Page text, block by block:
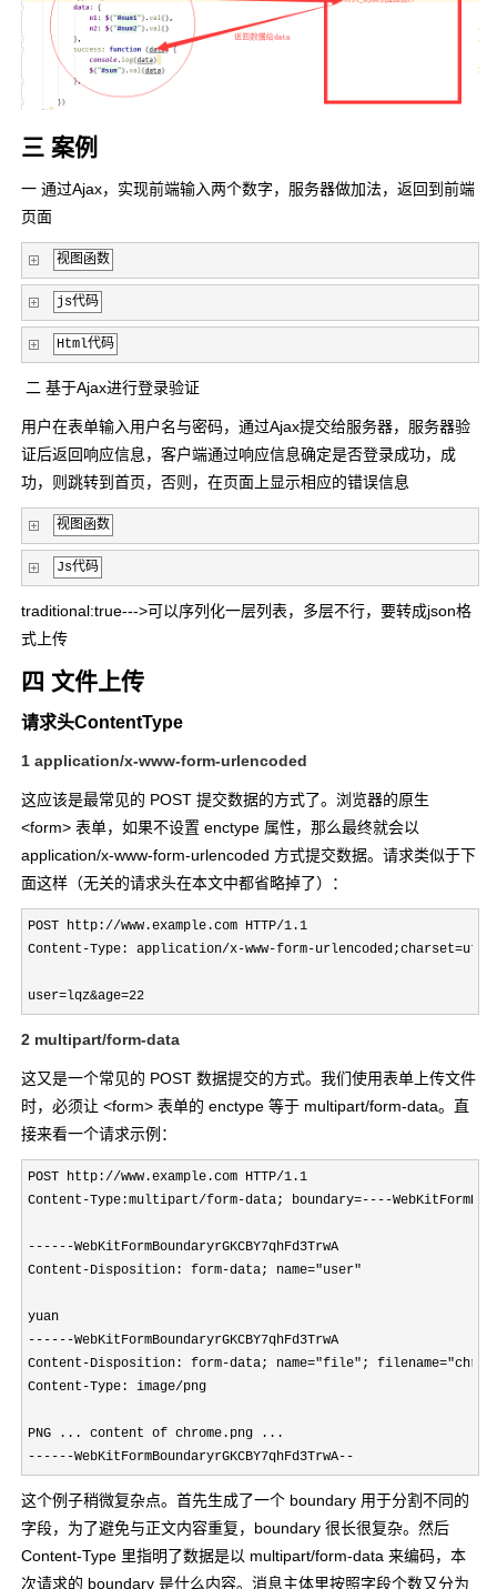
三 案例
一 通过Ajax，实现前端输入两个数字，服务器做加法，返回到前端
页面
视图函数
js代码
Html代码
二 基于Ajax进行登录验证
用户在表单输入用户名与密码，通过Ajax提交给服务器，服务器验
证后返回响应信息，客户端通过响应信息确定是否登录成功，成
功，则跳转到首页，否则，在页面上显示相应的错误信息
视图函数
Js代码
traditional:true--->可以序列化一层列表，多层不行，要转成json格
式上传
四 文件上传
请求头ContentType
1 application/x-www-form-urlencoded
这应该是最常见的 POST 提交数据的方式了。浏览器的原生
<form> 表单，如果不设置 enctype 属性，那么最终就会以
application/x-www-form-urlencoded 方式提交数据。请求类似于下
面这样（无关的请求头在本文中都省略掉了）：
POST http://www.example.com HTTP/1.1
Content-Type: application/x-www-form-urlencoded;charset=utf-
user=lqz&age=22
2 multipart/form-data
这又是一个常见的 POST 数据提交的方式。我们使用表单上传文件
时，必须让 <form> 表单的 enctype 等于 multipart/form-data。直
接来看一个请求示例：
POST http://www.example.com HTTP/1.1
Content-Type:multipart/form-data; boundary=----
------WebKitFormBoundaryrGKCBY7qhFd3TrwA
Content-Disposition: form-data; name="user"
yuan
------WebKitFormBoundaryrGKCBY7qhFd3TrwA
Content-Disposition: form-data; name="file";
Content-Type: image/png
PNG ... content of chrome.png ...
------WebKitFormBoundaryrGKCBY7qhFd3TrwA--
这个例子稍微复杂点。首先生成了一个 boundary 用于分割不同的
字段，为了避免与正文内容重复，boundary 很长很复杂。然后
Content-Type 里指明了数据是以 multipart/form-data 来编码，本
次请求的 boundary 是什么内容。消息主体里按照字段个数又分为